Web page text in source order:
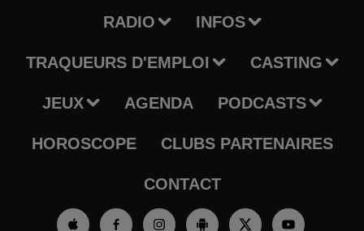
RADIO INFOS
TRAQUEURS D'EMPLOI CASTING
JEUX AGENDA PODCASTS
HOROSCOPE CLUBS PARTENAIRES
CONTACT